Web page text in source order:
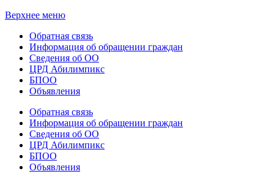
Верхнее меню
Обратная связь
Информация об обращении граждан
Сведения об ОО
ЦРД Абилимпикс
БПОО
Объявления
Обратная связь
Информация об обращении граждан
Сведения об ОО
ЦРД Абилимпикс
БПОО
Объявления